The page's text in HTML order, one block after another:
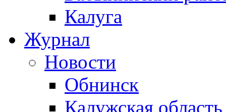
Калуга
Журнал
Новости
Обнинск
Калужская область